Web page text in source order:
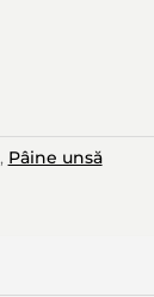
, Pâine unsă